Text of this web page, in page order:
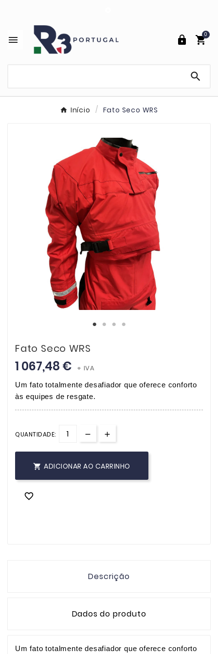
  
0

Início Fato Seco WRS
Fato Seco WRS
1 067,48 € + IVA
Um fato totalmente desafiador que oferece conforto
às equipes de resgate.
QUANTIDADE:
 ADICIONAR AO CARRINHO

Descrição
Dados do produto
Um fato totalmente desafiador que oferece conforto